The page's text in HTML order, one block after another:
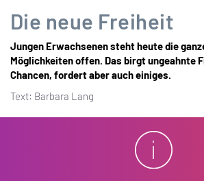
Die neue Freiheit
Jungen Erwachsenen steht heute die
Möglichkeiten offen. Das birgt ungeahnte
Chancen, fordert aber auch einiges.
Text: Barbara Lang